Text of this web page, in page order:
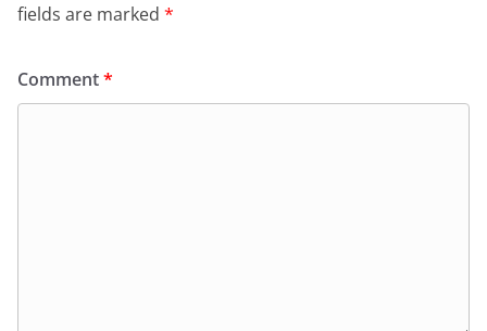
fields are marked *
Comment*